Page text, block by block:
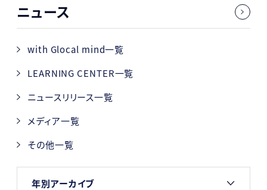
ニュース
with Glocal mind一覧
LEARNING CENTER一覧
ニュースリリース一覧
メディア一覧
その他一覧
年別アーカイブ